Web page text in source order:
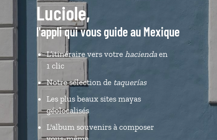
Luciole,
l'appli qui vous guide au Mexique
L’itinéraire vers votre hacienda en
1 clic
Notre sélection de taquerías
Les plus beaux sites mayas
géolocalisés
L'album souvenirs à composer